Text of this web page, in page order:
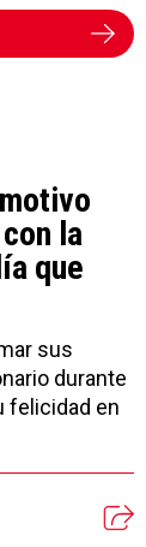
la
que
sus
durante
felicidad en